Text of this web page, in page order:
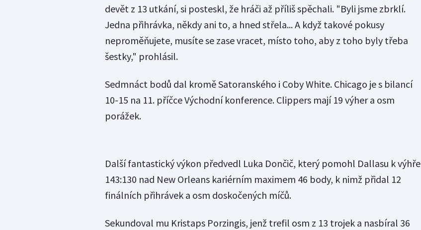
devět z 13 utkání, si posteskl, že hráči až příliš spěchali. "Byli jsme zbrklí.
Jedna přihrávka, někdy ani to, a hned střela... A když takové pokusy
neproměňujete, musíte se zase vracet, místo toho, aby z toho byly třeba
šestky," prohlásil.
Sedmnáct bodů dal kromě Satoranského i Coby White. Chicago je s bilancí
10-15 na 11. příčce Východní konference. Clippers mají 19 výher a osm
porážek.
Další fantastický výkon předvedl Luka Dončič, který pomohl Dallasu k výhře
143:130 nad New Orleans kariérním maximem 46 body, k nimž přidal 12
finálních přihrávek a osm doskočených míčů.
Sekundoval mu Kristaps Porzingis, jenž trefil osm z 13 trojek a nasbíral 36